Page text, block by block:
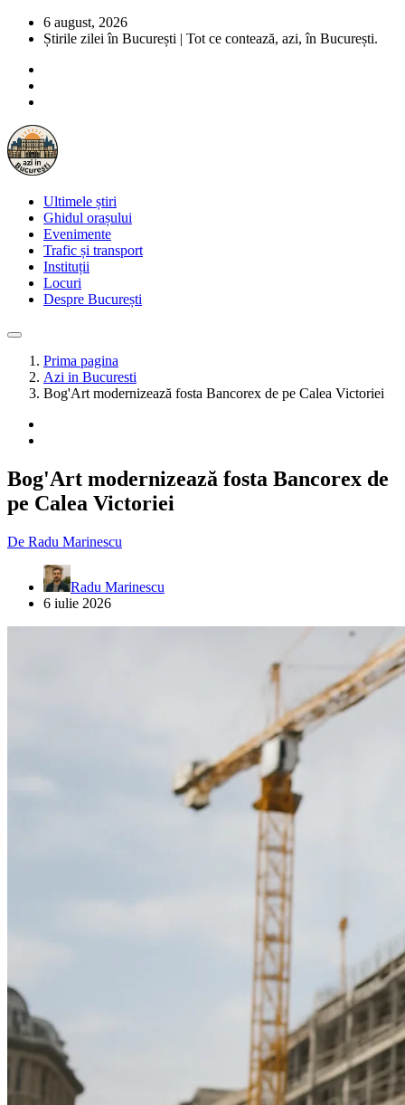
6 august, 2026
Știrile zilei în București | Tot ce contează, azi, în București.
Ultimele știri
Ghidul orașului
Evenimente
Trafic și transport
Instituții
Locuri
Despre București
Prima pagina
Azi in Bucuresti
Bog'Art modernizează fosta Bancorex de pe Calea Victoriei
Bog'Art modernizează fosta Bancorex de
pe Calea Victoriei
De Radu Marinescu
Radu Marinescu
6 iulie 2026